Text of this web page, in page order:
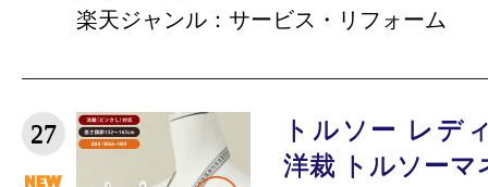
楽天ジャンル：サービス・リフォーム
27
トルソー レデ
洋裁 トルソーマ